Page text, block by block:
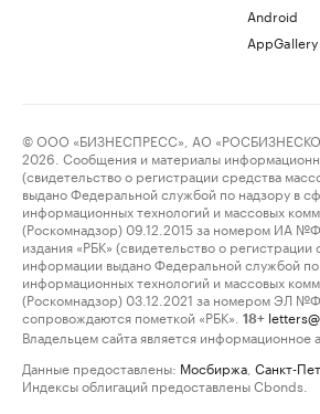
Android
AppGallery
© ООО «БИЗНЕСПРЕСС», АО
2026. Сообщения и материалы
(свидетельство о регистрации средства
выдано Федеральной службой по надзору в
информационных технологий и массовых
(Роскомнадзор) 09.12.2015 за номером ИА
издания «РБК» (свидетельство о
информации выдано Федеральной службой по
информационных технологий и массовых
(Роскомнадзор) 03.12.2021 за номером ЭЛ
сопровождаются пометкой «РБК».
18+
Владельцем сайта является информационное
Данные предоставлены: Мосбиржа Санкт-
Индексы облигаций предоставлены Cbonds.